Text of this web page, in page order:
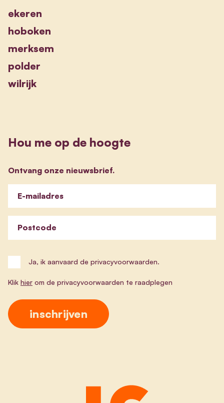
ekeren
hoboken
merksem
polder
wilrijk
Hou me op de hoogte
Ontvang onze nieuwsbrief.
E-mailadres
Postcode
Ja, ik aanvaard de privacyvoorwaarden.
Klik hier om de privacyvoorwaarden te raadplegen